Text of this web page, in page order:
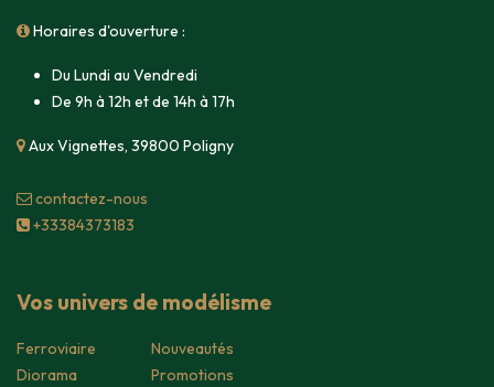
Horaires d'ouverture :
Du Lundi au Vendredi
De 9h à 12h et de 14h à 17h
Aux Vignettes, 39800 Poligny
contacte​z-nous
+33384373183
Vos univers de modélisme
Ferroviaire
Diorama
Nouveautés
Promotions